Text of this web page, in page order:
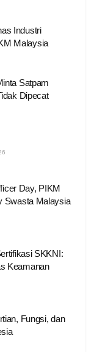
Industri
Malaysia
Satpam
Dipecat
Day, PIKM
Swasta Malaysia
SKKNI:
Keamanan
Fungsi, dan